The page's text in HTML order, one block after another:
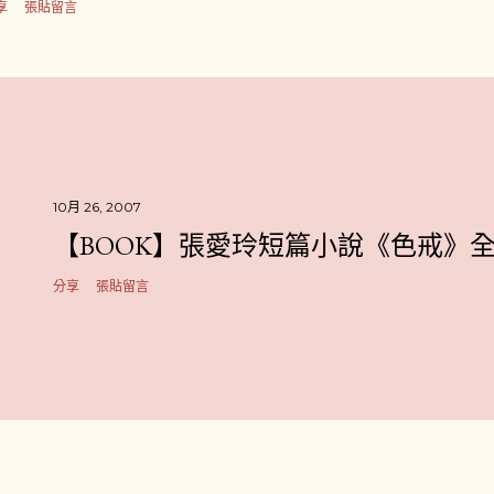
張貼留言
10月 26, 2007
【BOOK】張愛玲短篇小說《色戒》
分享 張貼留言